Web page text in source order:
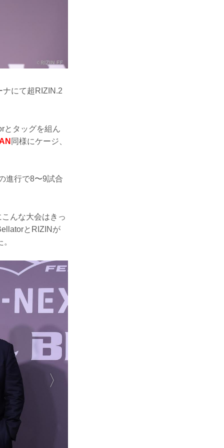
にて超RIZIN.2
とタッグを組ん
同様にケージ、
進行で8〜9試合
んな大会はきっ
とRIZINが